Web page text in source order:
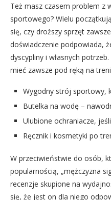
Też masz czasem problem z
sportowego? Wielu
się, czy droższy sprzęt
doświadczenie podpowiada,
dyscypliny i własnych
mieć zawsze pod ręką na
Wygodny strój sportowy,
Butelka na wodę –
Ulubione ochraniacze,
Ręcznik i kosmetyki po
W przeciwieństwie do osób,
popularnością, „mężczyzna
recenzje skupione na
się, że jest on dla niego